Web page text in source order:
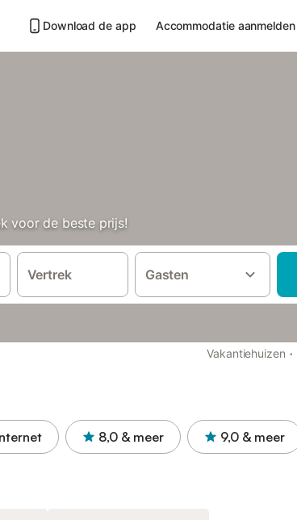
Download de app Accommodatie aanmelden
voor de beste prijs!
Vertrek Gasten
Vakantiehuizen ·
8,0 & meer 9,0 & meer